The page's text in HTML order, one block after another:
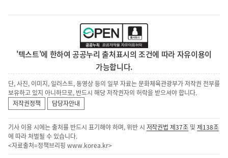
'텍스트'에 한하여 공공누리 출처표시의 조건에 따라 자유이용이
가능합니다.
단, 사진, 이미지, 일러스트, 동영상 등의 일부 자료는 문화체육관광부가 저작권 전부를
보유하고 있지 아니하므로, 반드시 해당 저작권자의 허락을 받으셔야 합니다.
저작권정책
담당자안내
기사 이용 시에는 출처를 반드시 표기해야 하며, 위반 시 저작권법 제37조 및제138조
에 따라 처벌될 수 있습니다.
<자료출처=정책브리핑 www.korea.kr>